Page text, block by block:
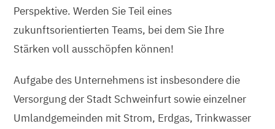
Perspektive. Werden Sie Teil eines
zukunftsorientierten Teams, bei dem Sie Ihre
Stärken voll ausschöpfen können!
Aufgabe des Unternehmens ist insbesondere die
Versorgung der Stadt Schweinfurt sowie einzelner
Umlandgemeinden mit Strom, Erdgas, Trinkwasser